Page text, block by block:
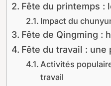
Fête du printemps :
Impact du
Fête de Qingming :
Fête du travail : une
Activités
travail